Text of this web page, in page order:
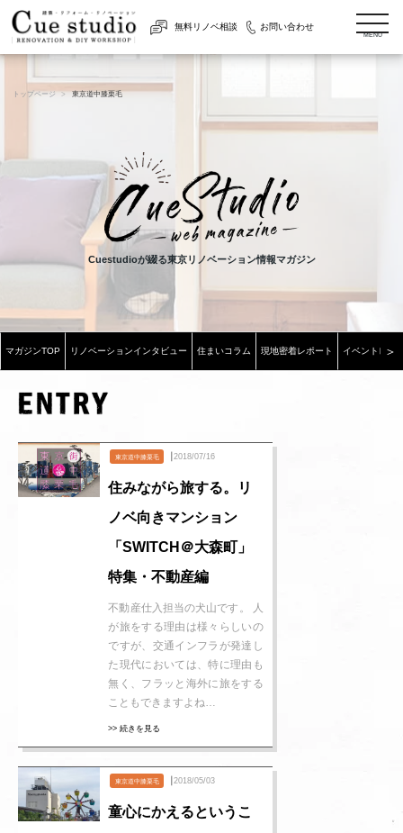
無料リノベ相談 お問い合わせ
MENU
トップページ 東京道中膝栗毛
Cuestudioが綴る東京リノベーション情報マガジン
マガジンTOP リノベーションインタビュー 住まいコラム 現地密着レポート イベントレポ
＞
東京道中膝栗毛 ┃2018/07/16
住みながら旅する。リ
ノベ向きマンション
「SWITCH＠大森町」
特集・不動産編
不動産仕入担当の犬山です。 人
が旅をする理由は様々らしいの
ですが、交通インフラが発達し
た現代においては、特に理由も
無く、フラッと海外に旅をする
こともできますよね…
>> 続きを見る
東京道中膝栗毛 ┃2018/05/03
童心にかえるというこ